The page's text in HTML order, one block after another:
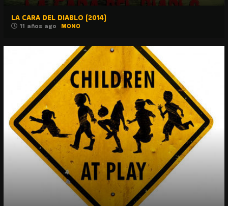
LA CARA DEL DIABLO (2014)
11 años ago MONO